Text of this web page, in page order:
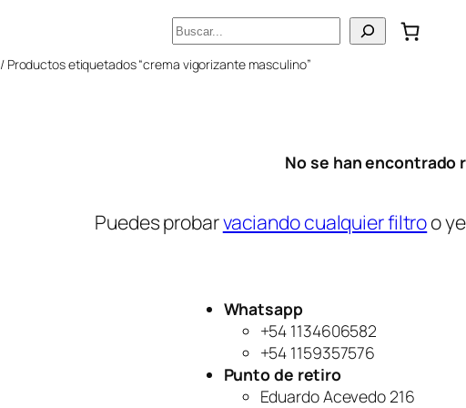
Buscar
/ Productos etiquetados “crema vigorizante masculino”
No se han encontrado
Puedes probarvaciando cualquier filtroo
Whatsapp
+54 1134606582
+54 1159357576
Punto de retiro
Eduardo Acevedo 216